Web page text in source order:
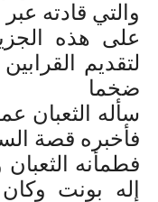
والتي قادته
على هذه
لتقديم
ضخما
سأله الثعبان
فأخبره قصة
فطمأنه
إله بونت